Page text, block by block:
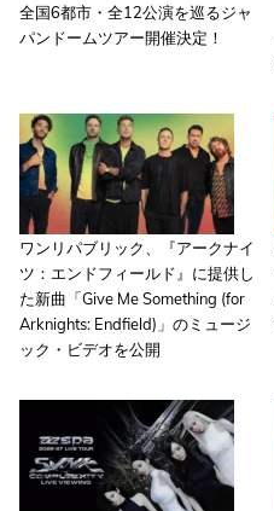
全国6都市・全12公演を巡るジャ
パンドームツアー開催決定！
ワンリパブリック、『アークナイ
ツ：エンドフィールド』に提供し
た新曲「Give Me Something (for
Arknights: Endfield)」のミュージ
ック・ビデオを公開